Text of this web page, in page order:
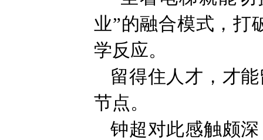
业”的融合模式，打
学反应。
留得住人才，才
节点。
钟超对此感触颇